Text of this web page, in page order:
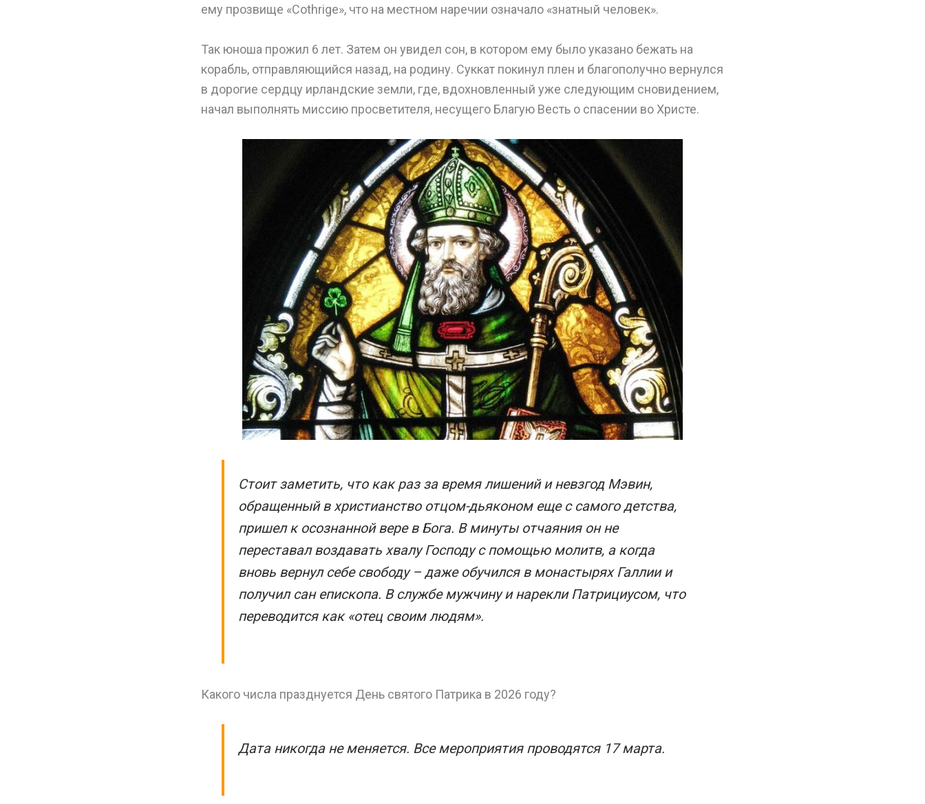
ему прозвище «Cothrige», что на местном наречии означало «знатный человек».
Так юноша прожил 6 лет. Затем он увидел сон, в котором ему было указано бежать на
корабль, отправляющийся назад, на родину. Суккат покинул плен и благополучно вернулся
в дорогие сердцу ирландские земли, где, вдохновленный уже следующим сновидением,
начал выполнять миссию просветителя, несущего Благую Весть о спасении во Христе.
Стоит заметить, что как раз за время лишений и невзгод Мэвин,
обращенный в христианство отцом-дьяконом еще с самого детства,
пришел к осознанной вере в Бога. В минуты отчаяния он не
переставал воздавать хвалу Господу с помощью молитв, а когда
вновь вернул себе свободу – даже обучился в монастырях Галлии и
получил сан епископа. В службе мужчину и нарекли Патрициусом, что
переводится как «отец своим людям».
Какого числа празднуется День святого Патрика в 2026 году?
Дата никогда не меняется. Все мероприятия проводятся 17 марта.